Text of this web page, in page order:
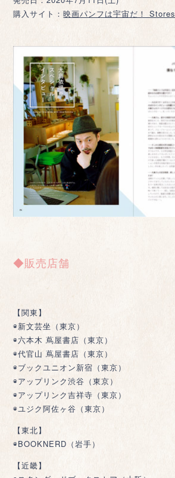
購入サイト：映画パンフは宇宙だ！ Stores
◆販売店舗
【関東】
◉新文芸坐（東京）
◉六本木 蔦屋書店（東京）
◉代官山 蔦屋書店（東京）
◉ブックユニオン新宿（東京）
◉アップリンク渋谷（東京）
◉アップリンク吉祥寺（東京）
◉ユジク阿佐ヶ谷（東京）
【東北】
◉BOOKNERD（岩手）
【近畿】